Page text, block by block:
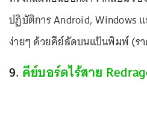
ปฏิบัติการ Android, Windows
ง่ายๆ ด้วยคีย์ลัดบนแป้นพิมพ์ (ร
9. คีย์บอร์ดไร้สาย